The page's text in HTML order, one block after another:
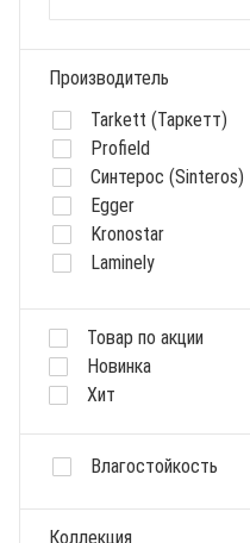
Производитель
Tarkett (Таркетт)
Profield
Синтерос (Sinteros)
Egger
Kronostar
Laminely
Cronafloor
Kronospan
Kaindl
KronoSwiss
Kronopol
Товар по акции
Новинка
Хит
Влагостойкость
Коллекция